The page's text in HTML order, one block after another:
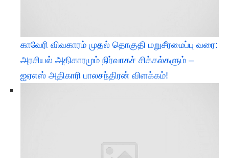
​காவேரி விவகாரம் முதல் தொகுதி மறுசீரமைப்பு வரை:
அரசியல் அதிகாரமும் நிர்வாகச் சிக்கல்களும் –
ஐஏஎஸ் அதிகாரி பாலசந்திரன் விளக்கம்!